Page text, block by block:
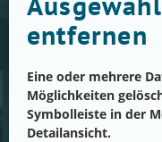
entfernen
Eine oder mehrere
Möglichkeiten
Symbolleiste in der
Detailansicht.